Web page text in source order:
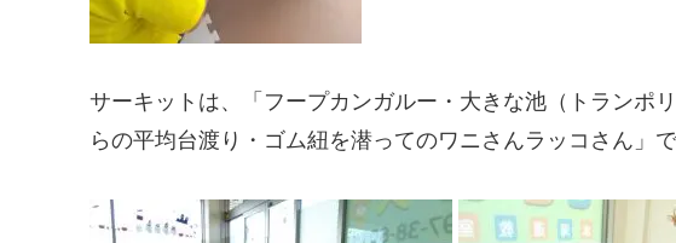
サーキットは、「フープカンガルー・大きな池（トランポ
らの平均台渡り・ゴム紐を潜ってのワニさんラッコさん」で